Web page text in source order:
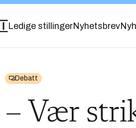
Ledige stillingerNyhetsbrev
Debatt
– Vær